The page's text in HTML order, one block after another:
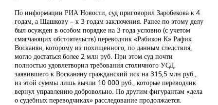
По информации РИА Новости, суд приговорил Заробекова к 4
годам, а Шашкову – к 3 годам заключения. Ранее по этому делу
был осужден в особом порядке на 3 года условно (с учетом
смягчающих обстоятельств) переводчик «Рабикон К» Рафик
Восканян, которому из похищенного, по данным следствия,
могло достаться более 2 млн руб. При этом суд почти
полностью удовлетворил требования столичного УСД,
заявившего к Восканяну гражданский иск на 315,5 млн руб.,
из этой суммы лишь вычли 10 000 руб., которые переводчик
вернул управлению добровольно. По другим фигурантам «дела
о судебных переводчиках» расследование продолжается.